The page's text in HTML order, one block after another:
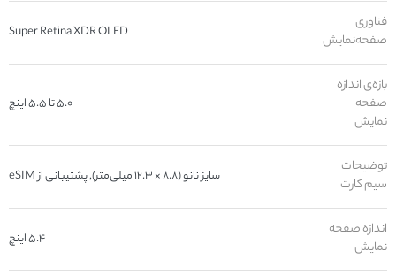
فناوری
صفحه‌نمایش
Super Retina XDR OLED
بازه‌ی اندازه
صفحه
نمایش
۵.۰ تا ۵.۵ اینچ
توضیحات
سیم کارت
سایز نانو (۸.۸ × ۱۲.۳ میلی‌متر), پشتیبانی از eSIM
اندازه صفحه
نمایش
۵.۴ اینچ